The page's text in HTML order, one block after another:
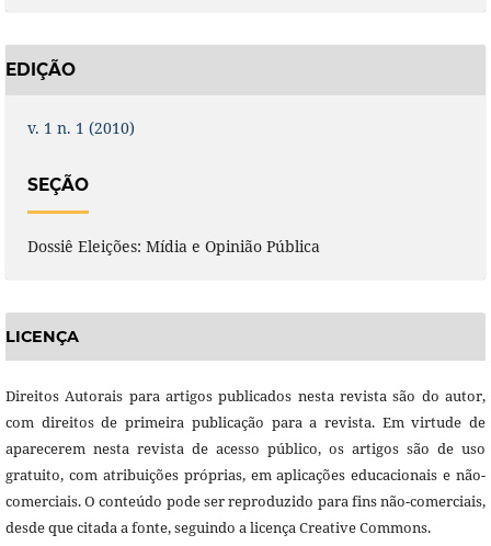
EDIÇÃO
v. 1 n. 1 (2010)
SEÇÃO
Dossiê Eleições: Mídia e Opinião Pública
LICENÇA
Direitos Autorais para artigos publicados nesta revista são do autor,
com direitos de primeira publicação para a revista. Em virtude de
aparecerem nesta revista de acesso público, os artigos são de uso
gratuito, com atribuições próprias, em aplicações educacionais e não-
comerciais. O conteúdo pode ser reproduzido para fins não-comerciais,
desde que citada a fonte, seguindo a licença Creative Commons.